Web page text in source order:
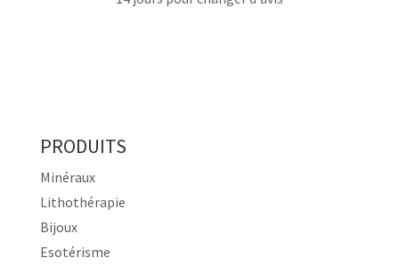
PRODUITS
Minéraux
Lithothérapie
Bijoux
Esotérisme